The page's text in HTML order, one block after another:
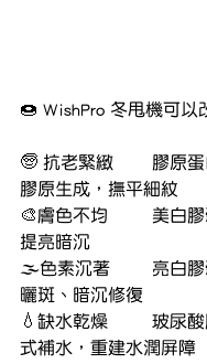
🍩 WishPro 冬甩機可以
🧓 抗老緊緻	膠原蛋白           刺激
膠原生成，撫平細紋
🎨膚色不均	美白膠囊	均勁膚色、
提亮暗沉
🌫色素沉著	亮白膠囊	目標色斑、
曬斑、暗沉修復
💧缺水乾燥	玻尿酸膠囊	滲透
式補水，重建水潤屏障